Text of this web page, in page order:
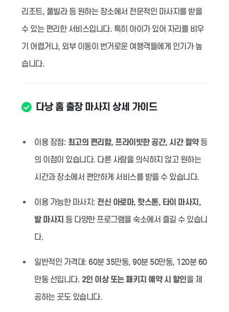
리조트, 풀빌라 등 원하는 장소에서 전문적인 마사지를 받을
수 있는 편리한 서비스입니다. 특히 아이가 있어 자리를 비우
기 어렵거나, 외부 이동이 번거로운 여행객들에게 인기가 높
습니다.
다낭 홈 출장 마사지 상세 가이드
이용 장점: 최고의 편리함, 프라이빗한 공간, 시간 절약등
의 이점이 있습니다. 다른 사람을 의식하지 않고 원하는
시간과 장소에서 편안하게 서비스를 받을 수 있습니다.
이용 가능한 마사지: 전신 아로마, 핫스톤, 타이 마사지,
발 마사지 등 다양한 프로그램을 숙소에서 즐길 수 있습니
다.
일반적인 가격대: 60분 35만동, 90분 50만동, 120분 60
만동 선입니다. 2인 이상 또는 패키지 예약 시 할인을 제
공하는 곳도 있습니다.